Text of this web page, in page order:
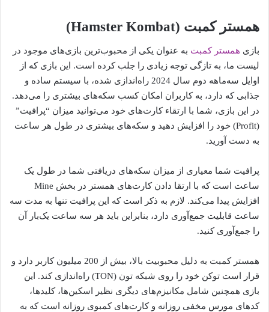
همستر کمبت (Hamster Kombat)
بازی همستر کمبت به عنوان یکی از محبوب‌ترین بازی‌های موجود در
لیست ما، به تازگی توجه زیادی را جلب کرده است. این بازی که از
اوایل سه‌ماهه دوم سال 2024 راه‌اندازی شده، با سیستم ساده و
جذابی که دارد، به کاربران امکان کسب سکه‌های بیشتری را می‌دهد.
در این بازی، شما با ارتقاء کارت‌های خود می‌توانید میزان “پرافیت”
(Profit) خود را افزایش دهید و سکه‌های بیشتری در طول هر ساعت
به دست آورید.
پرافیت شما معیاری از میزان سکه‌های دریافتی شما در طول یک
ساعت است که با ارتقا دادن کارت‌های همستر در بخش Mine
افزایش پیدا می‌کند. لازم به ذکر است که این پرافیت تنها به مدت سه
ساعت قابلیت جمع‌آوری دارد، بنابراین باید هر سه ساعت یک‌بار آن
را جمع‌آوری کنید.
همستر کمبت به دلیل محبوبیت بالا، بیش از 200 میلیون کاربر دارد و
قرار است توکن خود را روی شبکه تون (TON) راه‌اندازی کند. این
بازی همچنین شامل مکانیزم‌های دیگری نظیر اسکین‌ها، کلیدها،
کدهای مورس مخفی روزانه و کارت‌های کمبوی روزانه است که به